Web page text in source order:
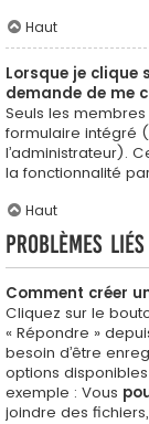
Haut
Lorsque je clique
demande de me
Seuls les
formulaire intégré
l’administrateur).
la fonctionnalité
Haut
Problèmes
Comment créer
Cliquez sur le
« Répondre »
besoin d’être
options
exemple : Vous
joindre des